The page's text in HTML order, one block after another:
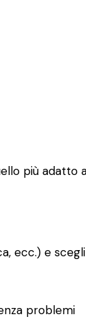
più adatto
ecc.) e
problemi